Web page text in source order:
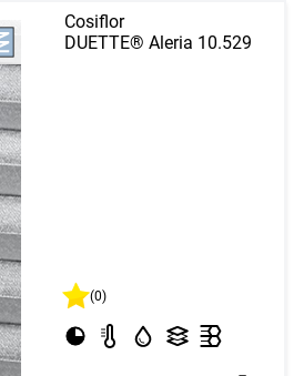
Cosiflor
DUETTE® Aleria 10.529
(0)